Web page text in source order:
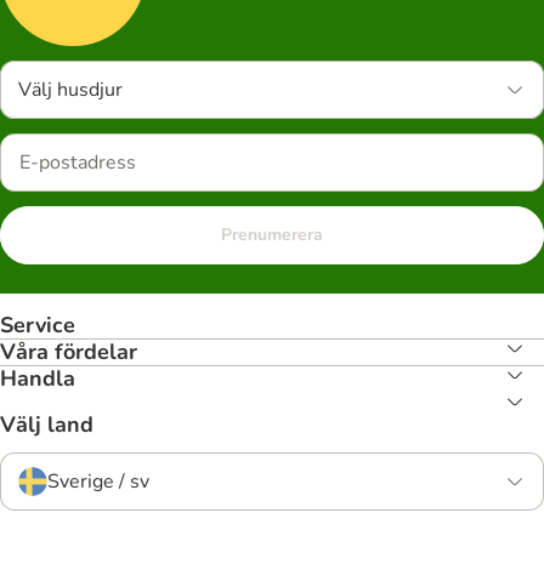
Välj husdjur
Prenumerera
Service
Våra fördelar
Handla
Välj land
Sverige / sv